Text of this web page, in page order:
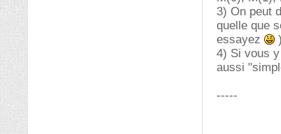
3) On peut
quelle que
essayez
)
4) Si vous
aussi
-----